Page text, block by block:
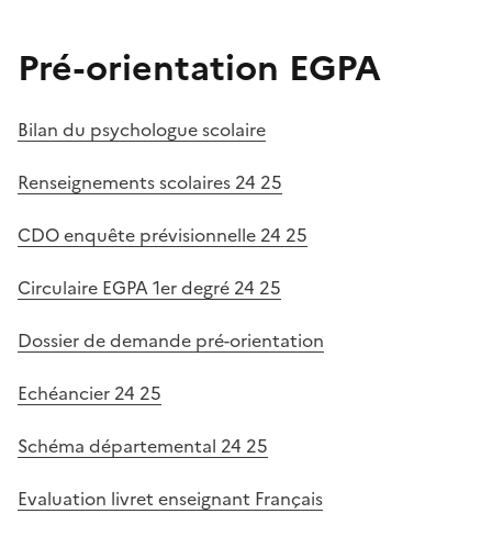
Pré-orientation EGPA
Bilan du psychologue scolaire
Renseignements scolaires 24 25
CDO enquête prévisionnelle 24 25
Circulaire EGPA 1er degré 24 25
Dossier de demande pré-orientation
Echéancier 24 25
Schéma départemental 24 25
Evaluation livret enseignant Français